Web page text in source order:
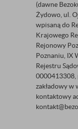
(dawne
Żydowo, ul.
wpisaną do
Krajowego
Rejonowy
Poznaniu, IX
Rejestru
0000413308,
zakładowy w
kontaktowy